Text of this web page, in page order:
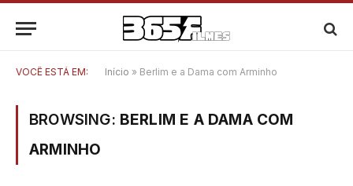
VOCÊ ESTÁ EM: Início » Berlim e a Dama com Arminho
BROWSING: BERLIM E A DAMA COM
ARMINHO